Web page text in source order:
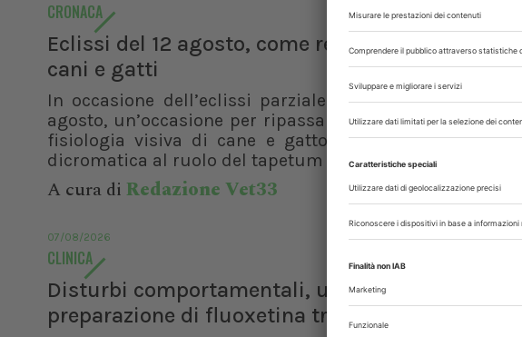
CRONACA
Eclissi del 12 agosto, come reagiscono
cani e gatti
In occasione dell’eclissi parziale di sole del 12
agosto, un’occasione per ripassare le basi della
fisiologia visiva di cane e gatto. Dalla visione
dicromatica al ruolo del tapetum lucidum, fino...
A cura di Redazione Vet33
CLINICA
per
07/08/2026
CLINICA
Disturbi comportamentali, una
preparazione di fluoxetina transdermica
07/08/